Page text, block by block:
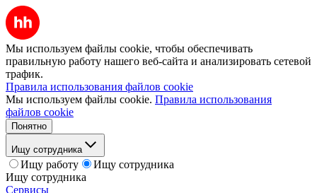
Мы используем файлы cookie, чтобы обеспечивать
правильную работу нашего веб-сайта и анализировать сетевой
трафик.
Правила использования файлов cookie
Мы используем файлы cookie. Правила использования
файлов cookie
Понятно
Ищу сотрудника
Ищу работу
Ищу сотрудника
Ищу сотрудника
Сервисы